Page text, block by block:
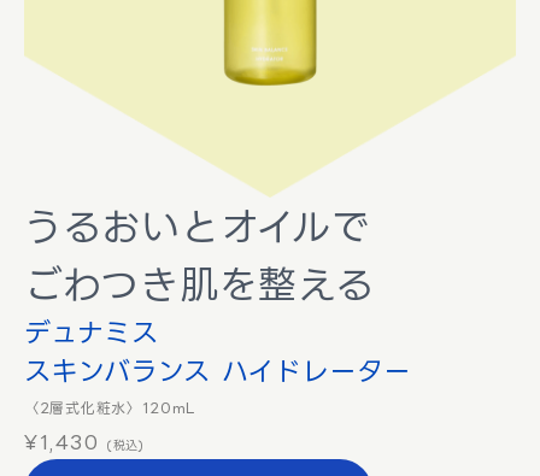
うるおいとオイルで
ごわつき肌を整える
デュナミス
スキンバランス ハイドレーター
〈2層式化粧水〉120mL
¥1,430 (税込)